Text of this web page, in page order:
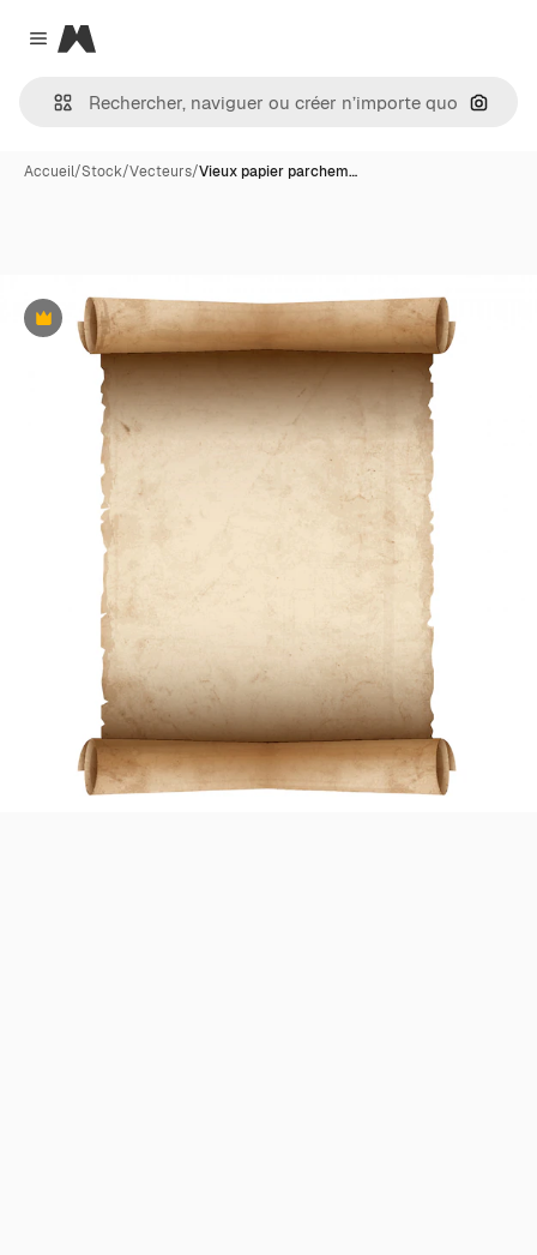
Close menu
Magnific
Accueil/Stock/Vecteurs/Vieux papier parchem…
Premium